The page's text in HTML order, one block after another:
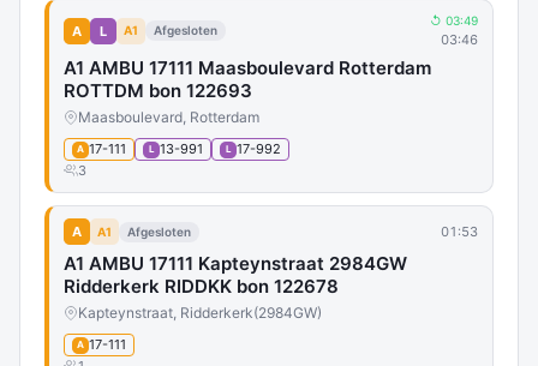
A L A1 Afgesloten
↺ 03:49
03:46
A1 AMBU 17111 Maasboulevard Rotterdam
ROTTDM bon 122693
Maasboulevard, Rotterdam
A 17-111 L 13-991 L 17-992
3
A A1 Afgesloten 01:53
A1 AMBU 17111 Kapteynstraat 2984GW
Ridderkerk RIDDKK bon 122678
Kapteynstraat, Ridderkerk(2984GW)
A 17-111